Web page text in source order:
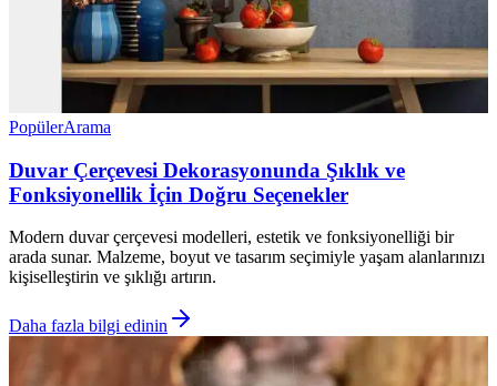
PopülerArama
Duvar Çerçevesi Dekorasyonunda Şıklık ve
Fonksiyonellik İçin Doğru Seçenekler
Modern duvar çerçevesi modelleri, estetik ve fonksiyonelliği bir
arada sunar. Malzeme, boyut ve tasarım seçimiyle yaşam alanlarınızı
kişiselleştirin ve şıklığı artırın.
Daha fazla bilgi edinin